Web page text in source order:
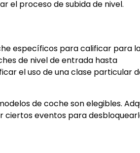
el proceso de subida de nivel.
específicos para calificar para
de nivel de entrada hasta
el uso de una clase particular
de coche son elegibles.
ciertos eventos para